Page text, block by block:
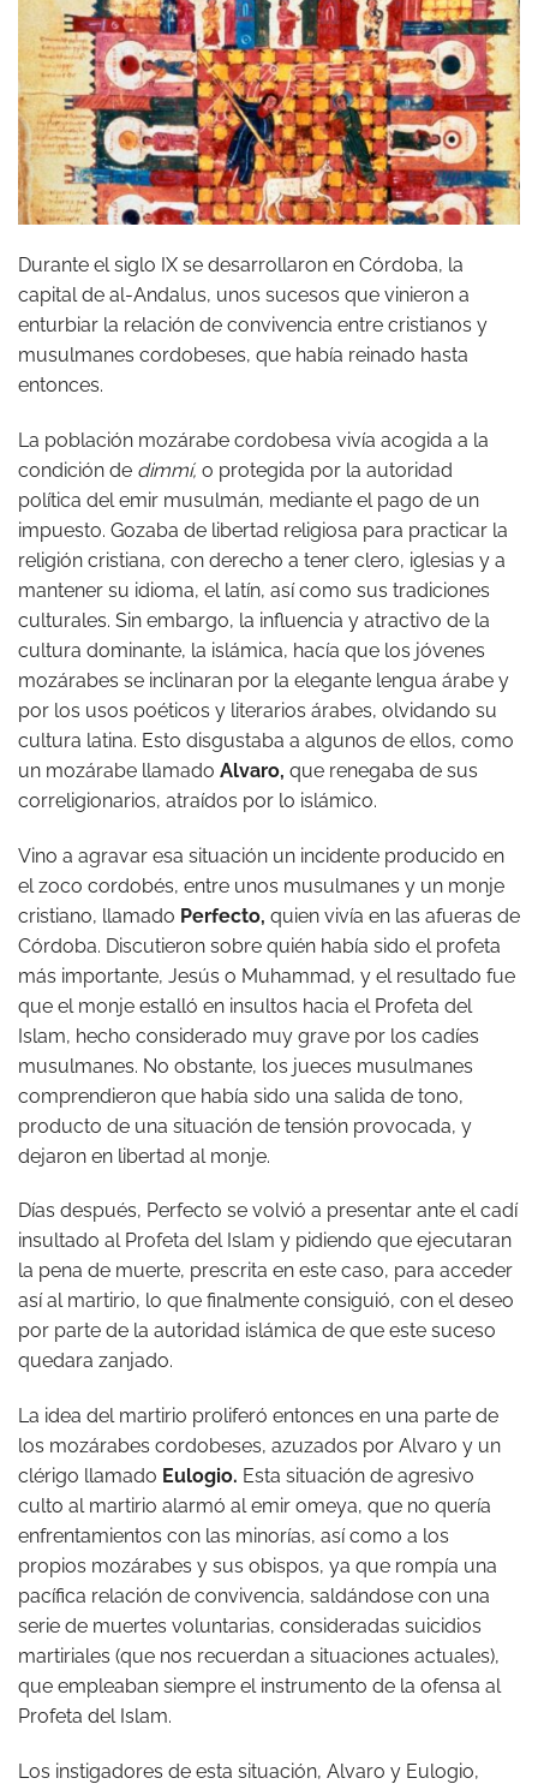
Durante el siglo IX se desarrollaron en Córdoba, la
capital de al-Andalus, unos sucesos que vinieron a
enturbiar la relación de convivencia entre cristianos y
musulmanes cordobeses, que había reinado hasta
entonces.
La población mozárabe cordobesa vivía acogida a la
condición de dimmí, o protegida por la autoridad
política del emir musulmán, mediante el pago de un
impuesto. Gozaba de libertad religiosa para practicar la
religión cristiana, con derecho a tener clero, iglesias y a
mantener su idioma, el latín, así como sus tradiciones
culturales. Sin embargo, la influencia y atractivo de la
cultura dominante, la islámica, hacía que los jóvenes
mozárabes se inclinaran por la elegante lengua árabe y
por los usos poéticos y literarios árabes, olvidando su
cultura latina. Esto disgustaba a algunos de ellos, como
un mozárabe llamado Alvaro, que renegaba de sus
correligionarios, atraídos por lo islámico.
Vino a agravar esa situación un incidente producido en
el zoco cordobés, entre unos musulmanes y un monje
cristiano, llamado Perfecto, quien vivía en las afueras de
Córdoba. Discutieron sobre quién había sido el profeta
más importante, Jesús o Muhammad, y el resultado fue
que el monje estalló en insultos hacia el Profeta del
Islam, hecho considerado muy grave por los cadíes
musulmanes. No obstante, los jueces musulmanes
comprendieron que había sido una salida de tono,
producto de una situación de tensión provocada, y
dejaron en libertad al monje.
Días después, Perfecto se volvió a presentar ante el cadí
insultado al Profeta del Islam y pidiendo que ejecutaran
la pena de muerte, prescrita en este caso, para acceder
así al martirio, lo que finalmente consiguió, con el deseo
por parte de la autoridad islámica de que este suceso
quedara zanjado.
La idea del martirio proliferó entonces en una parte de
los mozárabes cordobeses, azuzados por Alvaro y un
clérigo llamado Eulogio. Esta situación de agresivo
culto al martirio alarmó al emir omeya, que no quería
enfrentamientos con las minorías, así como a los
propios mozárabes y sus obispos, ya que rompía una
pacífica relación de convivencia, saldándose con una
serie de muertes voluntarias, consideradas suicidios
martiriales (que nos recuerdan a situaciones actuales),
que empleaban siempre el instrumento de la ofensa al
Profeta del Islam.
Los instigadores de esta situación, Alvaro y Eulogio,